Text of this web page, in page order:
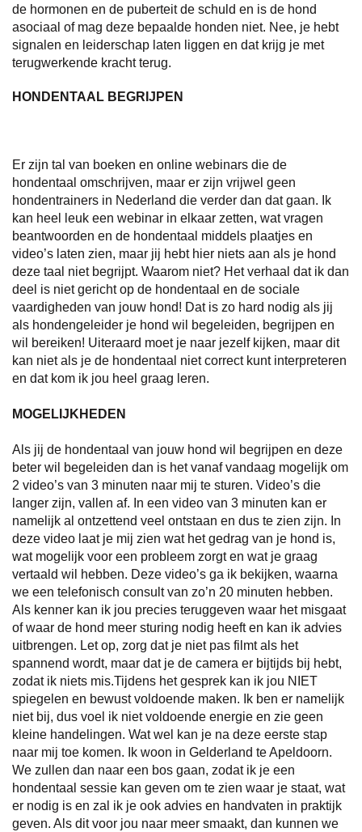
de hormonen en de puberteit de schuld en is de hond
asociaal of mag deze bepaalde honden niet. Nee, je hebt
signalen en leiderschap laten liggen en dat krijg je met
terugwerkende kracht terug.
HONDENTAAL BEGRIJPEN
Er zijn tal van boeken en online webinars die de
hondentaal omschrijven, maar er zijn vrijwel geen
hondentrainers in Nederland die verder dan dat gaan. Ik
kan heel leuk een webinar in elkaar zetten, wat vragen
beantwoorden en de hondentaal middels plaatjes en
video’s laten zien, maar jij hebt hier niets aan als je hond
deze taal niet begrijpt. Waarom niet? Het verhaal dat ik dan
deel is niet gericht op de hondentaal en de sociale
vaardigheden van jouw hond! Dat is zo hard nodig als jij
als hondengeleider je hond wil begeleiden, begrijpen en
wil bereiken! Uiteraard moet je naar jezelf kijken, maar dit
kan niet als je de hondentaal niet correct kunt interpreteren
en dat kom ik jou heel graag leren.
MOGELIJKHEDEN
Als jij de hondentaal van jouw hond wil begrijpen en deze
beter wil begeleiden dan is het vanaf vandaag mogelijk om
2 video’s van 3 minuten naar mij te sturen. Video’s die
langer zijn, vallen af. In een video van 3 minuten kan er
namelijk al ontzettend veel ontstaan en dus te zien zijn. In
deze video laat je mij zien wat het gedrag van je hond is,
wat mogelijk voor een probleem zorgt en wat je graag
vertaald wil hebben. Deze video’s ga ik bekijken, waarna
we een telefonisch consult van zo’n 20 minuten hebben.
Als kenner kan ik jou precies teruggeven waar het misgaat
of waar de hond meer sturing nodig heeft en kan ik advies
uitbrengen. Let op, zorg dat je niet pas filmt als het
spannend wordt, maar dat je de camera er bijtijds bij hebt,
zodat ik niets mis.Tijdens het gesprek kan ik jou NIET
spiegelen en bewust voldoende maken. Ik ben er namelijk
niet bij, dus voel ik niet voldoende energie en zie geen
kleine handelingen. Wat wel kan je na deze eerste stap
naar mij toe komen. Ik woon in Gelderland te Apeldoorn.
We zullen dan naar een bos gaan, zodat ik je een
hondentaal sessie kan geven om te zien waar je staat, wat
er nodig is en zal ik je ook advies en handvaten in praktijk
geven. Als dit voor jou naar meer smaakt, dan kunnen we